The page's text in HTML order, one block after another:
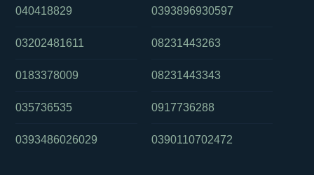
040418829
03202481611
0183378009
035736535
0393486026029
0393896930597
08231443263
08231443343
0917736288
0390110702472